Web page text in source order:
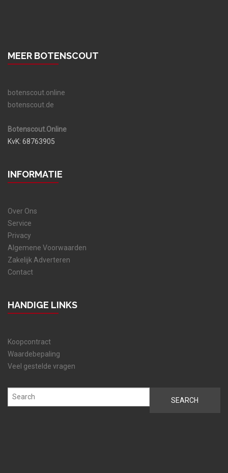
MEER BOTENSCOUT
botenscout.online
botenscout.de
Botenscout.Online
KvK: 68763905
INFORMATIE
Over Ons
Service
Privacy
Algemene Voorwaarden
Zakelijk Adverteren
Contact
HANDIGE LINKS
Koopcontract
Waardebepaling
Veel gestelde vragen